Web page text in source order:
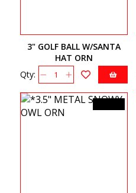
3" GOLF BALL W/SANTA
HAT ORN
Qty: